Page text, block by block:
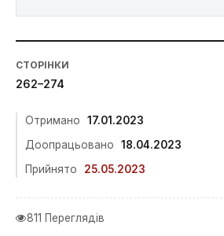
СТОРІНКИ
262–274
Отримано
17.01.2023
Доопрацьовано
18.04.2023
Прийнято
25.05.2023
811 Переглядів